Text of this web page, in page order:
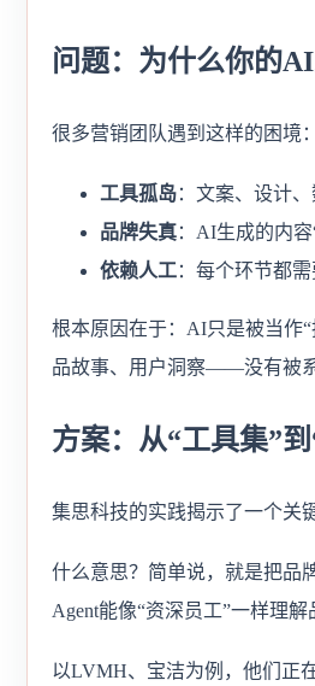
问题：为什么你的
很多营销团队遇到这样的困境：
工具孤岛：文案、设计
品牌失真：AI生成的内
依赖人工：每个环节都
根本原因在于：AI只是被当作
品故事、用户洞察——没有被
方案：从“工具集”
集思科技的实践揭示了一个关
什么意思？简单说，就是把品
Agent能像“资深员工”一样理
以LVMH、宝洁为例，他们正